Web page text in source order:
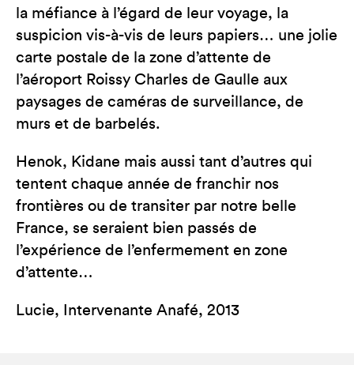
la méfiance à l’égard de leur voyage, la
suspicion vis-à-vis de leurs papiers… une jolie
carte postale de la zone d’attente de
l’aéroport Roissy Charles de Gaulle aux
paysages de caméras de surveillance, de
murs et de barbelés.
Henok, Kidane mais aussi tant d’autres qui
tentent chaque année de franchir nos
frontières ou de transiter par notre belle
France, se seraient bien passés de
l’expérience de l’enfermement en zone
d’attente…
Lucie, Intervenante Anafé, 2013